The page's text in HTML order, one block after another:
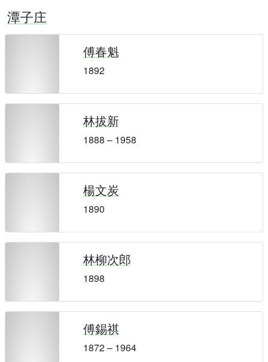
潭子庄
傅春魁
1892
林拔新
1888 – 1958
楊文炭
1890
林柳次郎
1898
傅錫祺
1872 – 1964